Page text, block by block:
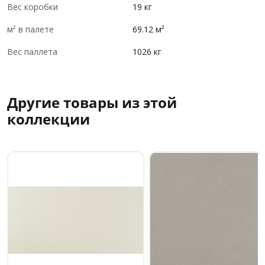
Вес коробки
19 кг
м² в палете
69.12 м²
Вес паллета
1026 кг
Другие товары из этой
коллекции